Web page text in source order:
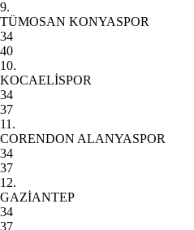
9.
TÜMOSAN KONYASPOR
34
40
10.
KOCAELİSPOR
34
37
11.
CORENDON ALANYASPOR
34
37
12.
GAZİANTEP
34
37